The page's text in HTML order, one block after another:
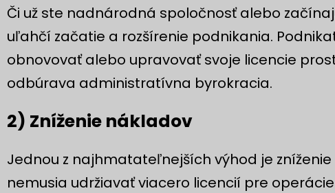
Či už ste nadnárodná spoločnosť alebo
uľahčí začatie a rozšírenie podnikania.
obnovovať alebo upravovať svoje licencie
odbúrava administratívna byrokracia.
2) Zníženie nákladov
Jednou z najhmatateľnejších výhod je
nemusia udržiavať viacero licencií pre